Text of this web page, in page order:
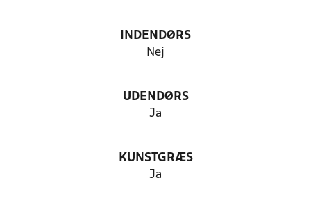
INDENDØRS
Nej
UDENDØRS
Ja
KUNSTGRÆS
Ja